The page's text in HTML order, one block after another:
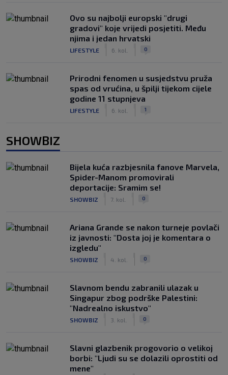
Ovo su najbolji europski "drugi
gradovi" koje vrijedi posjetiti. Među
njima i jedan hrvatski
LIFESTYLE 6. kol. 0
Prirodni fenomen u susjedstvu pruža
spas od vrućina, u špilji tijekom cijele
godine 11 stupnjeva
LIFESTYLE 6. kol. 1
SHOWBIZ
Bijela kuća razbjesnila fanove Marvela,
Spider-Manom promovirali
deportacije: Sramim se!
SHOWBIZ 7. kol. 0
Ariana Grande se nakon turneje povlači
iz javnosti: "Dosta joj je komentara o
izgledu"
SHOWBIZ 4. kol. 0
Slavnom bendu zabranili ulazak u
Singapur zbog podrške Palestini:
"Nadrealno iskustvo"
SHOWBIZ 3. kol. 0
Slavni glazbenik progovorio o velikoj
borbi: "Ljudi su se dolazili oprostiti od
mene"